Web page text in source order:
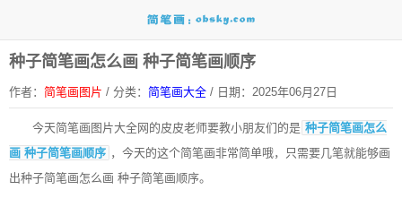
种子简笔画怎么画 种子简笔画顺序
作者： 简笔画图片 / 分类： 简笔画大全 / 日期：2025年06月27日
今天简笔画图片大全网 的皮皮老师要教小朋友们的是 种子简笔画怎么
画 种子简笔画顺序 ，今天的这个简笔画非常简单哦，只需要几笔就能够画
出种子简笔画怎么画 种子简笔画顺序。